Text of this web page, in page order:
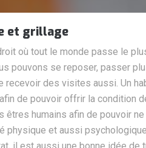
et grillage
où tout le monde passe le
pouvons se reposer, passer
recevoir des visites aussi. Un
de pouvoir offrir la condition
êtres humains afin de pouvoir
physique et aussi